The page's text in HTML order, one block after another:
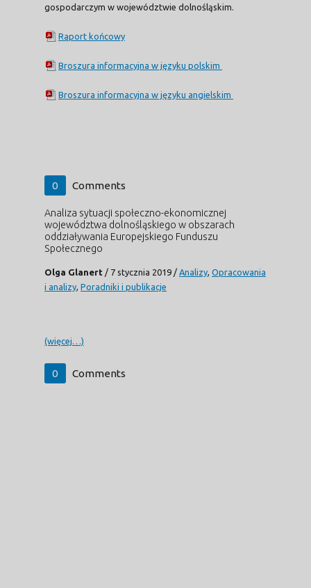
gospodarczym w województwie dolnośląskim.
Raport końcowy
Broszura informacyjna w języku polskim
Broszura informacyjna w języku angielskim
0 Comments
Analiza sytuacji społeczno-ekonomicznej
województwa dolnośląskiego w obszarach
oddziaływania Europejskiego Funduszu
Społecznego
Olga Glanert / 7 stycznia 2019 / Analizy Opracowania
i analizy Poradniki i publikacje
(więcej…)
0 Comments